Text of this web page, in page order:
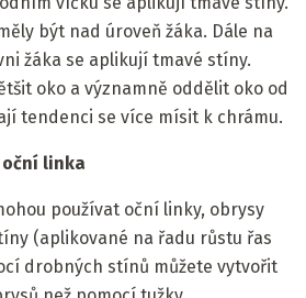
být nad úroveň žáka. Dále na
žáka se aplikují tmavé stíny.
oko a významně oddělit oko od
tendenci se více mísit k chrámu.
linka
používat oční linky, obrysy
(aplikované na řadu růstu řas
drobných stínů můžete vytvořit